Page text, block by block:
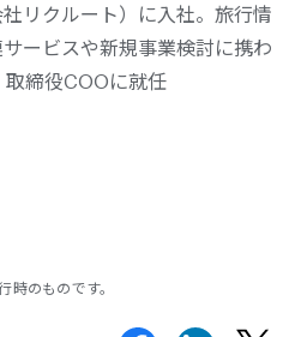
リクルート）に入社。旅行情
ービスや新規事業検討に携わ
取締役COOに就任
のものです。